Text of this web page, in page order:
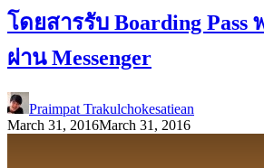
โดยสารรับ Boarding Pass
ผ่าน Messenger
Praimpat Trakulchokesatiean
March 31, 2016March 31, 2016